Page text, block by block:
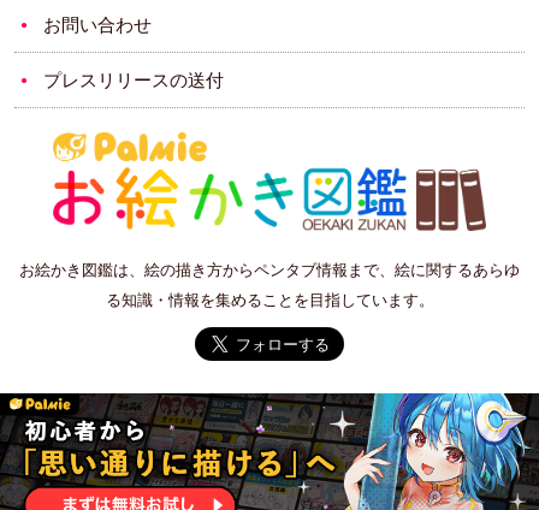
お問い合わせ
プレスリリースの送付
お絵かき図鑑は、絵の描き方からペンタブ情報まで、絵に関するあらゆ
る知識・情報を集めることを目指しています。